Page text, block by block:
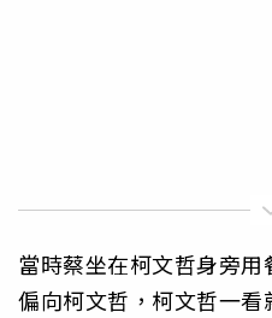
當時蔡坐在柯文哲身旁
偏向柯文哲，柯文哲一看